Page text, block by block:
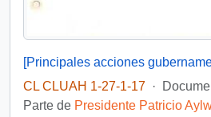
CL CLUAH 1-27-1-17 ·
Parte de Presidente Patricio